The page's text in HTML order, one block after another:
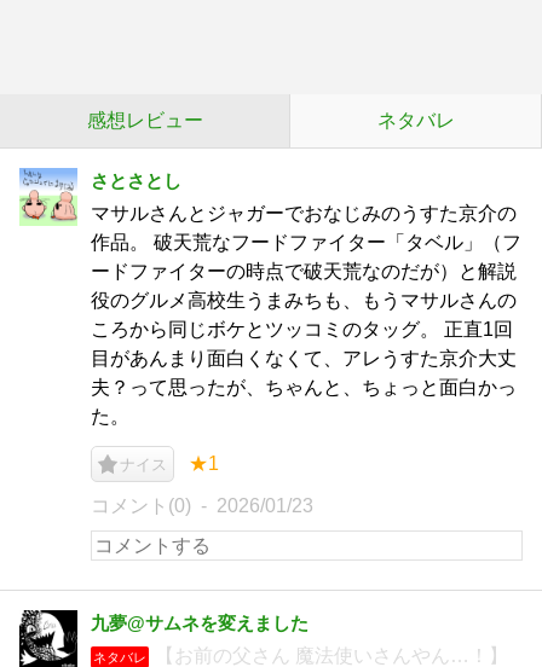
感想レビュー ネタバレ
さとさとし
マサルさんとジャガーでおなじみのうすた京介の
作品。 破天荒なフードファイター「タベル」（フ
ードファイターの時点で破天荒なのだが）と解説
役のグルメ高校生うまみちも、もうマサルさんの
ころから同じボケとツッコミのタッグ。 正直1回
目があんまり面白くなくて、アレうすた京介大丈
夫？って思ったが、ちゃんと、ちょっと面白かっ
た。
ナイス ★1
コメント(0) 2026/01/23
九夢@サムネを変えました
ネタバレ
【お前の父さん 魔法使いさんやん…！】